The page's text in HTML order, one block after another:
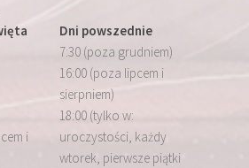
i
Dni powszednie
7:30 (poza grudniem)
16:00 (poza lipcem i
sierpniem)
18:00 (tylko w:
uroczystości, każdy
wtorek, pierwsze piątki